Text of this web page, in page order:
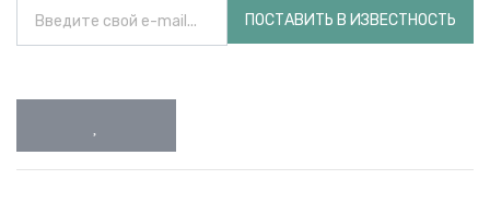
ПОСТАВИТЬ В ИЗВЕСТНОСТЬ